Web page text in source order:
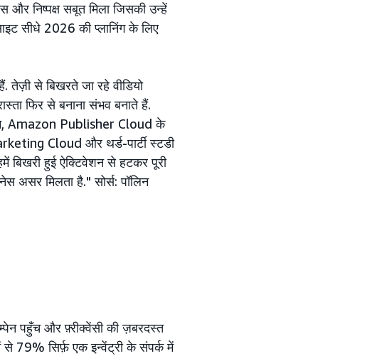
निष्पक्ष सबूत मिला जिसकी उन्हें
सीधे 2026 की प्लानिंग के लिए
से बिखरते जा रहे वीडियो
फिर से बनाना संभव बनाते हैं.
Amazon Publisher Cloud के
Cloud और थर्ड-पार्टी स्टडी
बिखरी हुई ऐक्टिवेशन से हटकर पूरी
असर मिलता है." सोर्स: पॉलिन
पहुँच और फ़्रीक्वेंसी की ज़बरदस्त
79% सिर्फ़ एक इन्वेंट्री के संपर्क में